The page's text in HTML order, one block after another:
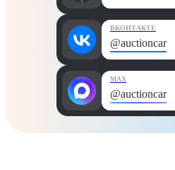
ВКОНТАКТЕ
@auctioncar
MAX
@auctioncar